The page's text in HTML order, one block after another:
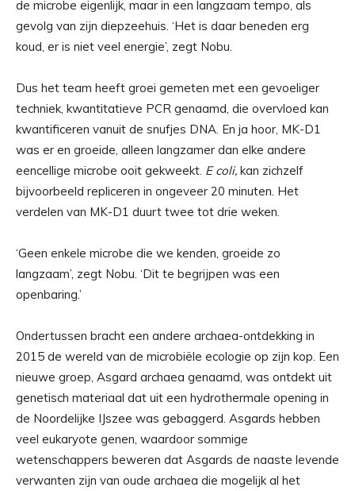
de microbe eigenlijk, maar in een langzaam tempo, als
gevolg van zijn diepzeehuis. ‘Het is daar beneden erg
koud, er is niet veel energie’, zegt Nobu.
Dus het team heeft groei gemeten met een gevoeliger
techniek, kwantitatieve PCR genaamd, die overvloed kan
kwantificeren vanuit de snufjes DNA. En ja hoor, MK-D1
was er en groeide, alleen langzamer dan elke andere
eencellige microbe ooit gekweekt. E coli, kan zichzelf
bijvoorbeeld repliceren in ongeveer 20 minuten. Het
verdelen van MK-D1 duurt twee tot drie weken.
‘Geen enkele microbe die we kenden, groeide zo
langzaam’, zegt Nobu. ‘Dit te begrijpen was een
openbaring.’
Ondertussen bracht een andere archaea-ontdekking in
2015 de wereld van de microbiële ecologie op zijn kop. Een
nieuwe groep, Asgard archaea genaamd, was ontdekt uit
genetisch materiaal dat uit een hydrothermale opening in
de Noordelijke IJszee was gebaggerd. Asgards hebben
veel eukaryote genen, waardoor sommige
wetenschappers beweren dat Asgards de naaste levende
verwanten zijn van oude archaea die mogelijk al het